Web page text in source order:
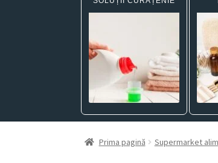
Prima pagină Supermarket